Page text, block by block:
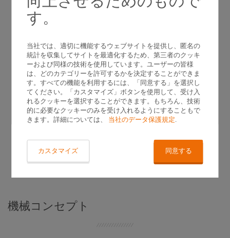
す。
当社では、適切に機能するウェブサイトを提供し、匿名の
統計を収集してサイトを最適化するため、第三者のクッキ
ーおよび同様の技術を使用しています。ユーザーの皆様
は、どのカテゴリーを許可するかを決定することができま
す。すべての機能を利用するには、「同意する」を選択し
てください。「カスタマイズ」ボタンを使用して、受け入
れるクッキーを選択することができます。もちろん、技術
的に必要なクッキーのみを受け入れるようにすることもで
きます。詳細については、 当社のデータ保護規定.
カスタマイズ 同意する
機械コンセプト